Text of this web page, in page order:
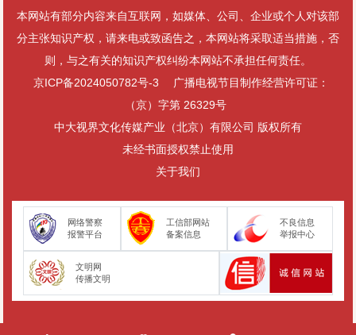
上，我多年来是游走与文学和史学的结合部，混迹与‘纪实作家’中。
因为工作的关系，使我对华北军事史的了解，延伸到政治、文化、
经济、司法、妇女等更深的层面。”一天，李金明去月坛公园的集邮
市场游览，看到有卖旧币的，他拿起一张破旧的钱币仔细看过
说：“这张旧币不值钱，这叫‘联合票'，是日本鬼子占领天津后，用缴
获的国民党的印刷机和版式大量印刷的，企图用‘联合票’扰乱晋察冀
边区经济秩序，遭到根据地人民政府和老百姓的抵制。到抗日战争
情地把他当成了“鉴定家”。有人递过一张旧币，问：“这是国民党
的、还是八路军或日本鬼子的？”李金明仔细一看，说：“这是共产党
领导下的冀南行署1939年发行的，在根据地使用的钱币。这种钱币
只发行了一年多。印刷机用三四辆牛车拉着，走到哪儿在哪儿印。
1940年春天大“扫荡”前，晋察冀边区银行让他们把机器运到路西山
里，从此这种钱币就再也没有印过。这种旧币数量小，应该值钱
本网站有部分内容来自互联网，如媒体、公司、企业或个人对该部
分主张知识产权，请来电或致函告之，本网站将采取适当措施，否
则，与之有关的知识产权纠纷本网站不承担任何责任。
京ICP备2024050782号-3
广播电视节目制作经营许可证：
（京）字第 26329号
中大视界文化传媒产业（北京）有限公司 版权所有
未经书面授权禁止使用
关于我们
网络警察
报警平台
工信部网站
备案信息
不良信息
举报中心
文明网
传播文明